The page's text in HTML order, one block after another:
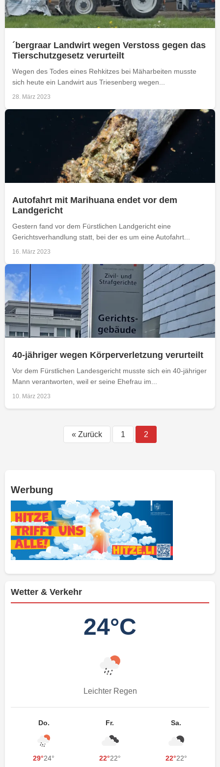
´bergraar Landwirt wegen Verstoss gegen das
Tierschutzgesetz verurteilt
Wegen des Todes eines Rehkitzes bei Mäharbeiten musste
sich heute ein Landwirt aus Triesenberg wegen...
28. März 2023
Autofahrt mit Marihuana endet vor dem
Landgericht
Gestern fand vor dem Fürstlichen Landgericht eine
Gerichtsverhandlung statt, bei der es um eine Autofahrt...
16. März 2023
40-jähriger wegen Körperverletzung verurteilt
Vor dem Fürstlichen Landesgericht musste sich ein 40-jähriger
Mann verantworten, weil er seine Ehefrau im...
10. März 2023
Beiträge-
Navigation
« Zurück 1 2
Werbung
Wetter & Verkehr
24°C
Leichter Regen
Do.
29°24°
Fr.
22°22°
Sa.
22°22°